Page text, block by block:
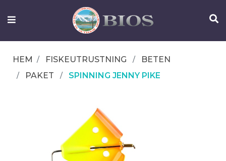
FISKEUTRUSTNING
OM
IFISH
HEM FISKEUTRUSTNING
BETEN
PAKET
SPINNING JENNY PIKE